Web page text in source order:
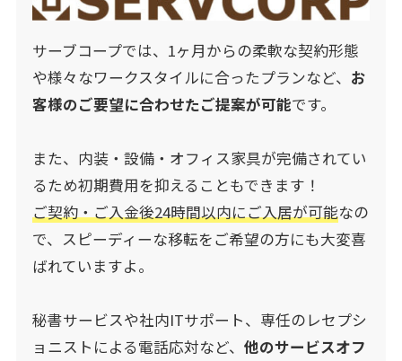
サーブコープでは、1ヶ月からの柔軟な契約形態
や様々なワークスタイルに合ったプランなど、 お
客様のご要望に合わせたご提案が可能です。
また、内装・設備・オフィス家具が完備されてい
るため初期費用を抑えることもできます！
ご契約・ご入金後24時間以内にご入居が可能なの
で、スピーディーな移転をご希望の方にも大変喜
ばれていますよ。
秘書サービスや社内ITサポート、専任のレセプシ
ョニストによる電話応対など、 他のサービスオフ